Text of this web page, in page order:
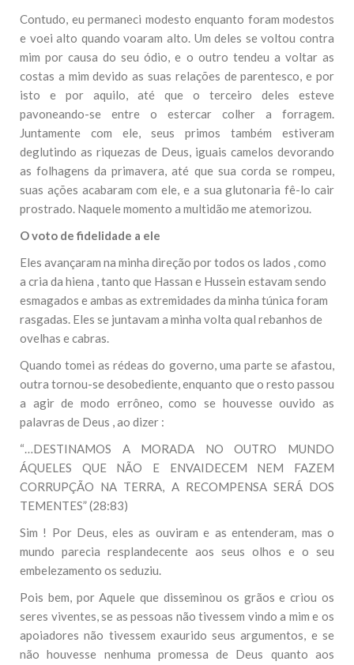
Contudo, eu permaneci modesto enquanto foram modestos
e voei alto quando voaram alto. Um deles se voltou contra
mim por causa do seu ódio, e o outro tendeu a voltar as
costas a mim devido as suas relações de parentesco, e por
isto e por aquilo, até que o terceiro deles esteve
pavoneando-se entre o estercar colher a forragem.
Juntamente com ele, seus primos também estiveram
deglutindo as riquezas de Deus, iguais camelos devorando
as folhagens da primavera, até que sua corda se rompeu,
suas ações acabaram com ele, e a sua glutonaria fê-lo cair
prostrado. Naquele momento a multidão me atemorizou.
O voto de fidelidade a ele
Eles avançaram na minha direção por todos os lados , como
a cria da hiena , tanto que Hassan e Hussein estavam sendo
esmagados e ambas as extremidades da minha túnica foram
rasgadas. Eles se juntavam a minha volta qual rebanhos de
ovelhas e cabras.
Quando tomei as rédeas do governo, uma parte se afastou,
outra tornou-se desobediente, enquanto que o resto passou
a agir de modo errôneo, como se houvesse ouvido as
palavras de Deus , ao dizer :
“…DESTINAMOS A MORADA NO OUTRO MUNDO
ÁQUELES QUE NÃO E ENVAIDECEM NEM FAZEM
CORRUPÇÃO NA TERRA, A RECOMPENSA SERÁ DOS
TEMENTES” (28:83)
Sim ! Por Deus, eles as ouviram e as entenderam, mas o
mundo parecia resplandecente aos seus olhos e o seu
embelezamento os seduziu.
Pois bem, por Aquele que disseminou os grãos e criou os
seres viventes, se as pessoas não tivessem vindo a mim e os
apoiadores não tivessem exaurido seus argumentos, e se
não houvesse nenhuma promessa de Deus quanto aos